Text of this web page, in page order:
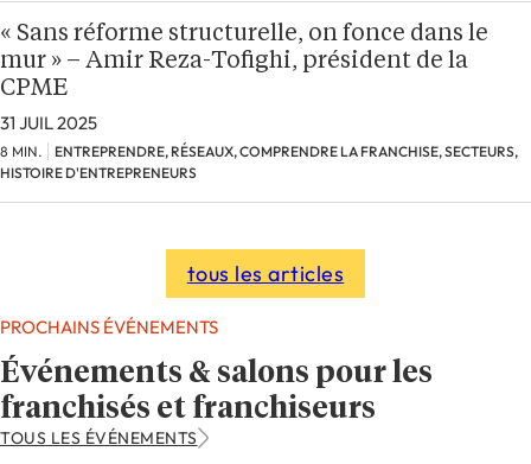
« Sans réforme structurelle, on fonce dans le
mur » – Amir Reza-Tofighi, président de la
CPME
31 JUIL 2025
8 MIN.
ENTREPRENDRE, RÉSEAUX, COMPRENDRE LA FRANCHISE, SECTEURS,
HISTOIRE D'ENTREPRENEURS
tous les articles
PROCHAINS ÉVÉNEMENTS
Événements & salons pour les
franchisés et franchiseurs
TOUS LES ÉVÉNEMENTS